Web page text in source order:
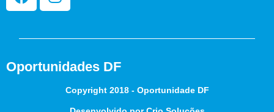
Oportunidades DF
Copyright 2018 - Oportunidade DF